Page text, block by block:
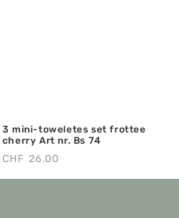
3 mini-toweletes set frottee
cherry Art nr. Bs 74
CHF 26.00